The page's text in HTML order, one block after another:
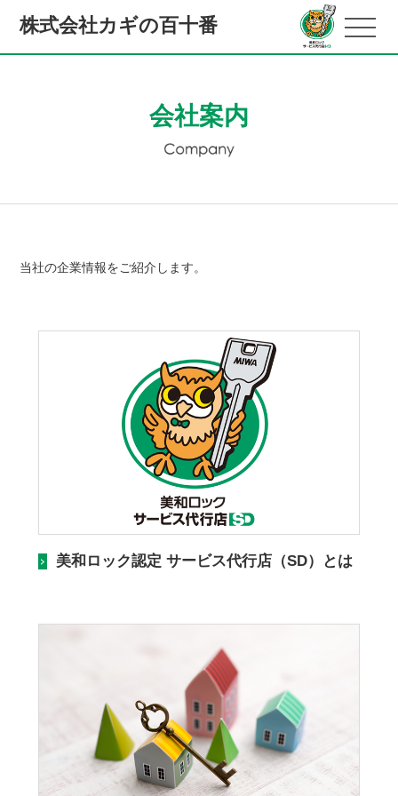
株式会社カギの百十番
会社案内
当社の企業情報をご紹介します。
美和ロック認定 サービス代行店（SD）とは